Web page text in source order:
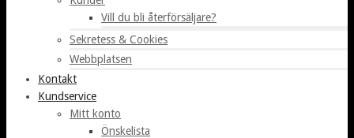
Vill du bli återförsäljare?
Sekretess & Cookies
Webbplatsen
Kontakt
Kundservice
Mitt konto
Önskelista